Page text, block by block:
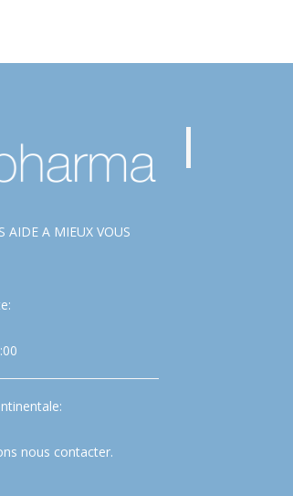
AIDE A MIEUX VOUS
nous contacter.